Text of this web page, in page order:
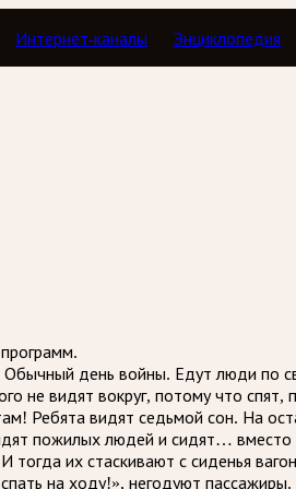
Интернет-каналы Энциклопедия
день войны. Едут люди по
не видят вокруг, потому что
Ребята видят седьмой сон. На
пожилых людей и сидят… вместо
их стаскивают с сиденья
на ходу!», негодуют